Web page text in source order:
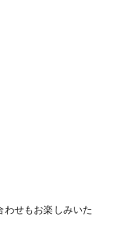
せもお楽しみいた